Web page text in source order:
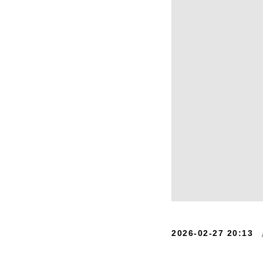
2026-02-27 20:13